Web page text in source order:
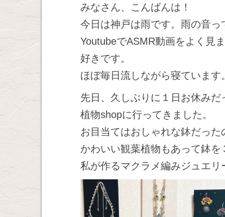
みなさん、こんばんは！
今日は神戸は雨です。雨の音っ
YoutubeでASMR動画をよく見
好きです。
ほぼ毎日流しながら寝ています
先日、久しぶりに１日お休みだ
植物shopに行ってきました。
お目当てはおしゃれな鉢だった
かわいい観葉植物もあって鉢
私が作るマクラメ編みジュエ